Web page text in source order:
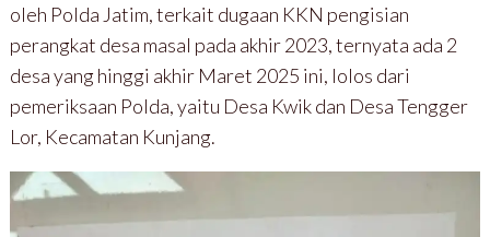
oleh Polda Jatim, terkait dugaan KKN pengisian
perangkat desa masal pada akhir 2023, ternyata ada 2
desa yang hinggi akhir Maret 2025 ini, lolos dari
pemeriksaan Polda, yaitu Desa Kwik dan Desa Tengger
Lor, Kecamatan Kunjang.